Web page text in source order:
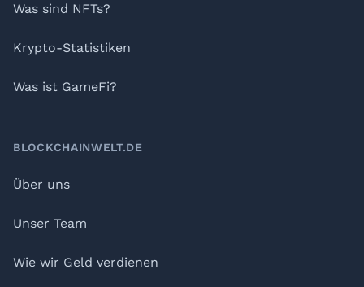
Was sind NFTs?
Krypto-Statistiken
Was ist GameFi?
BLOCKCHAINWELT.DE
Über uns
Unser Team
Wie wir Geld verdienen